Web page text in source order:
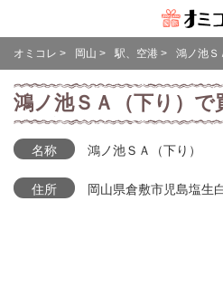
オミコレ > 岡山 > 駅、空港 > 鴻ノ池Ｓ
鴻ノ池ＳＡ（下り）で
名称 鴻ノ池ＳＡ（下り）
住所 岡山県倉敷市児島塩生